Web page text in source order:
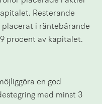
Resterande
placerat i räntebärande
procent av kapitalet.
en god
med minst 3